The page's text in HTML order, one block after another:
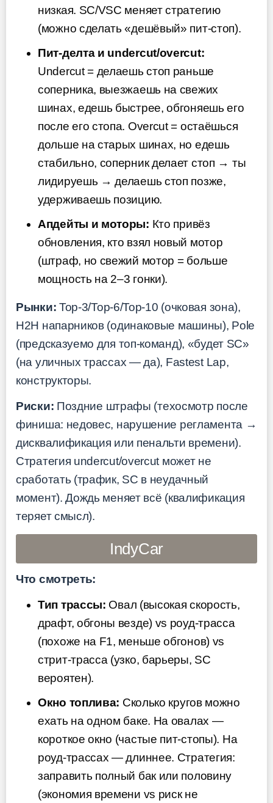
низкая. SC/VSC меняет стратегию
(можно сделать «дешёвый» пит-стоп).
Пит-делта и undercut/overcut:
Undercut = делаешь стоп раньше
соперника, выезжаешь на свежих
шинах, едешь быстрее, обгоняешь его
после его стопа. Overcut = остаёшься
дольше на старых шинах, но едешь
стабильно, соперник делает стоп → ты
лидируешь → делаешь стоп позже,
удерживаешь позицию.
Апдейты и моторы: Кто привёз
обновления, кто взял новый мотор
(штраф, но свежий мотор = больше
мощность на 2–3 гонки).
Рынки: Top-3/Top-6/Top-10 (очковая зона),
H2H напарников (одинаковые машины), Pole
(предсказуемо для топ-команд), «будет SC»
(на уличных трассах — да), Fastest Lap,
конструкторы.
Риски: Поздние штрафы (техосмотр после
финиша: недовес, нарушение регламента →
дисквалификация или пенальти времени).
Стратегия undercut/overcut может не
сработать (трафик, SC в неудачный
момент). Дождь меняет всё (квалификация
теряет смысл).
IndyCar
Что смотреть:
Тип трассы: Овал (высокая скорость,
драфт, обгоны везде) vs роуд-трасса
(похоже на F1, меньше обгонов) vs
стрит-трасса (узко, барьеры, SC
вероятен).
Окно топлива: Сколько кругов можно
ехать на одном баке. На овалах —
короткое окно (частые пит-стопы). На
роуд-трассах — длиннее. Стратегия:
заправить полный бак или половину
(экономия времени vs риск не